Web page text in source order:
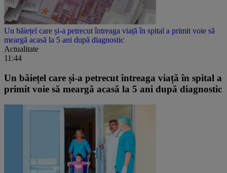
Un băiețel care și-a petrecut întreaga viață în spital a primit voie să
meargă acasă la 5 ani după diagnostic
Actualitate
11:44
Un băiețel care și-a petrecut întreaga viață în spital a
primit voie să meargă acasă la 5 ani după diagnostic